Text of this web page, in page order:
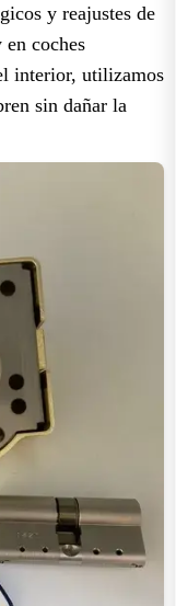
y reajustes de
coches
interior, utilizamos
sin dañar la